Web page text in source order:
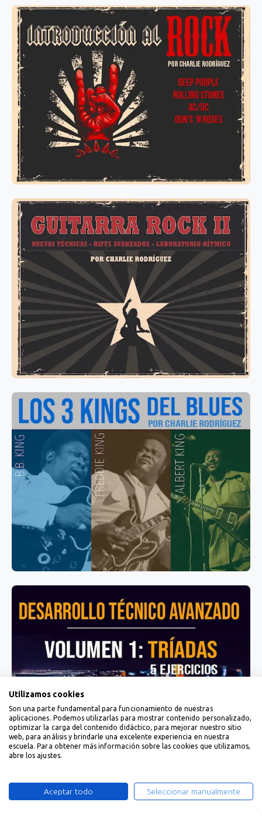
Utilizamos cookies
Son una parte fundamental para funcionamiento de nuestras
aplicaciones. Podemos utilizarlas para mostrar contenido personalizado,
optimizar la carga del contenido didáctico, para mejorar nuestro sitio
web, para análisis y brindarle una excelente experiencia en nuestra
escuela. Para obtener más información sobre las cookies que utilizamos,
abre los ajustes.
Aceptar todo Seleccionar manualmente